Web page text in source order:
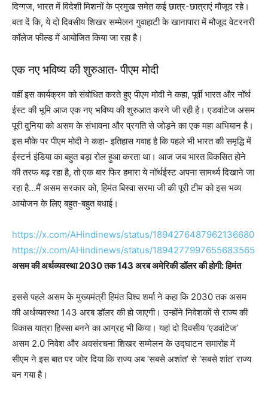
दिग्गज, भारत में विदेशी मिशनों के प्रमुख समेत कई छात्र-छात्राएं मौजूद रहे।
बता दें कि, ये दो दिवसीय शिखर सम्मेलन गुवाहाटी के खानापारा में मौजूद वेटरनरी
कॉलेज फील्ड में आयोजित किया जा रहा है।
एक नए भविष्य की शुरुआत- पीएम मोदी
वहीं इस कार्यक्रम को संबोधित करते हुए पीएम मोदी ने कहा, पूर्वी भारत और नॉर्थ
ईस्ट की भूमि आज एक नए भविष्य की शुरुआत करने जी रही है। एडवांटेज असम
पूरी दुनिया को असम के संभावना और प्रगति से जोड़ने का एक महा अभियान है।
इस मौके पर पीएम मोदी ने कहा- इतिहास गवाह है कि पहले भी भारत की समृद्धि में
ईस्टर्न इंडिया का बहुत बड़ा रोल हुआ करता था। आज जब भारत विकसित होने
की तरफ बढ़ रहा है, तो एक बार फिर हमारा ये नॉर्थईस्ट अपना सामर्थ्य दिखाने जा
रहा है…मैं असम सरकार को, हिमंत बिस्वा सरमा जी की पूरी टीम को इस भव्य
आयोजन के लिए बहुत-बहुत बधाई।
https://x.com/AHindinews/status/1894276487962136680
https://x.com/AHindinews/status/1894277997655683565
असम की अर्थव्यवस्था 2030 तक 143 अरब अमेरिकी डॉलर की होगी: हिमंत
इससे पहले असम के मुख्यमंत्री हिमंत विश्व शर्मा ने कहा कि 2030 तक असम
की अर्थव्यवस्था 143 अरब डॉलर की हो जाएगी। उन्होंने निवेशकों से राज्य की
विकास यात्रा हिस्सा बनने का आग्रह भी किया। यहां दो दिवसीय ‘एडवांटेज’
असम 2.0 निवेश और अवसंरचना शिखर सम्मेलन के उद्घाटन समारोह में
सीएम ने इस बात पर जोर दिया कि राज्य अब ‘सबसे अशांत’ से ‘सबसे शांत’ राज्य
बन गया है।